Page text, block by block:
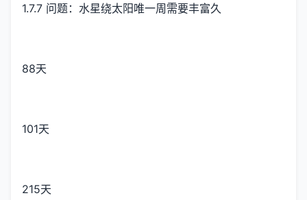
1.7.7 问题：水星绕太阳唯一周需要丰富久
88天
101天
215天